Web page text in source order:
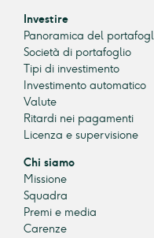
Investire
Panoramica del
Società di portafoglio
Tipi di investimento
Investimento automatico
Valute
Ritardi nei pagamenti
Licenza e supervisione
Chi siamo
Missione
Squadra
Premi e media
Carenze